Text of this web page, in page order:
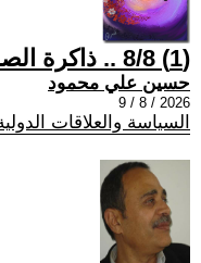
(1) 8/8 .. ذاكرة الصمود ومعنى الانتصار
حسين علي محمود
2026 / 8 / 9
السياسة والعلاقات